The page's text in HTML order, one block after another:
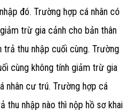
đó. Trường hợp cá nhân có
trừ gia cảnh cho bản thân
trả thu nhập cuối cùng. Trường
cùng không tính giảm trừ gia
nhân cư trú. Trường hợp cá
thu nhập nào thì nộp hồ sơ khai